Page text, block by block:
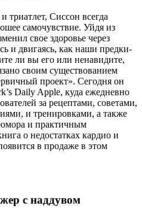
Сиссон всегда
самочувствие. Уйдя из
свое здоровье через
и двигаясь, как наши предки-
ли вы его или ненавидите,
своим существованием
проект». Сегодня он
Daily Apple, куда ежедневно
за рецептами, советами,
и тренировками, а также
и практичным
о недостатках кардио и
в продаже в этом
с наддувом